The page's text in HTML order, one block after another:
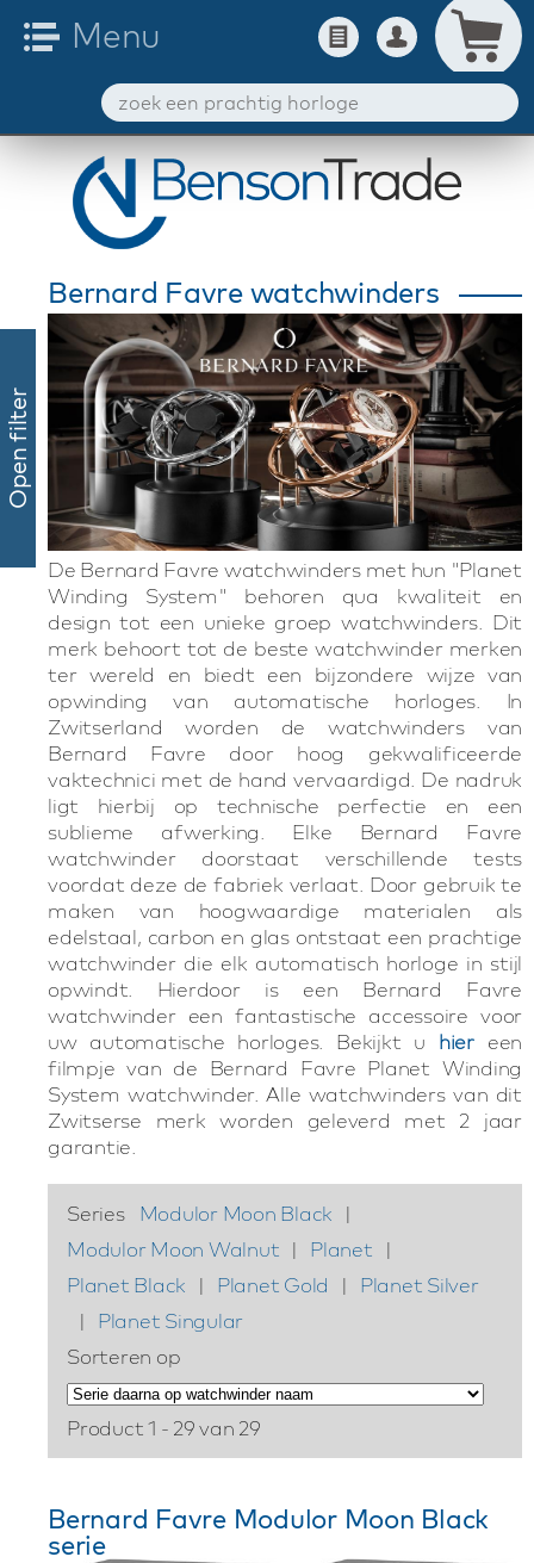
Open filter
Bernard Favre watchwinders
De Bernard Favre watchwinders met hun "Planet
Winding System" behoren qua kwaliteit en
design tot een unieke groep watchwinders. Dit
merk behoort tot de beste watchwinder merken
ter wereld en biedt een bijzondere wijze van
opwinding van automatische horloges. In
Zwitserland worden de watchwinders van
Bernard Favre door hoog gekwalificeerde
vaktechnici met de hand vervaardigd. De nadruk
ligt hierbij op technische perfectie en een
sublieme afwerking. Elke Bernard Favre
watchwinder doorstaat verschillende tests
voordat deze de fabriek verlaat. Door gebruik te
maken van hoogwaardige materialen als
edelstaal, carbon en glas ontstaat een prachtige
watchwinder die elk automatisch horloge in stijl
opwindt. Hierdoor is een Bernard Favre
watchwinder een fantastische accessoire voor
uw automatische horloges. Bekijkt u hiereen
filmpje van de Bernard Favre Planet Winding
System watchwinder. Alle watchwinders van dit
Zwitserse merk worden geleverd met 2 jaar
garantie.
Series Modulor Moon Black
|
Modulor Moon Walnut | Planet
|
Planet Black
| Planet Gold |
Planet Silver
|
Planet Singular
Sorteren op
Product 1 - 29 van 29
Bernard Favre Modulor Moon Black
serie